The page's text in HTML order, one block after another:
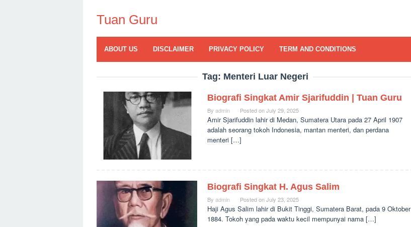
contentTuan Guru
ABOUT US DISCLAIMER PRIVACY POLICY TERM AND CONDITIONS
Tag: Menteri Luar Negeri
Biografi Singkat Amir Sjarifuddin | Tuan Guru
By admin Posted onJuly 29, 2025
Amir Sjarifuddin lahir di Medan, Sumatera Utara pada 27 April 1907
adalah seorang tokoh Indonesia, mantan menteri, dan perdana
menteri […]
Biografi Singkat H. Agus Salim
By admin Posted onJuly 23, 2025
Haji Agus Salim lahir di Bukit Tinggi, Sumatera Barat, pada 9 Oktober
1884. Tokoh yang pada waktu kecil mempunyai nama […]